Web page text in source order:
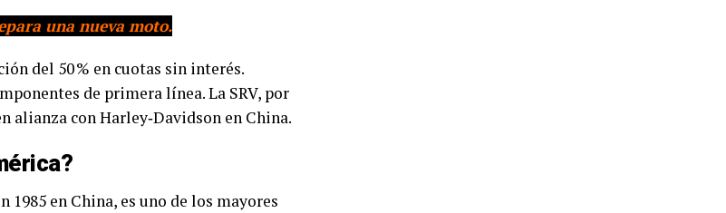
una nueva moto.
del 50 % en cuotas sin interés.
de primera línea. La SRV, por
alianza con Harley‑Davidson en China.
1985 en China, es uno de los mayores